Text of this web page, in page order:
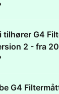
tilhører G4
2 - fra
G4